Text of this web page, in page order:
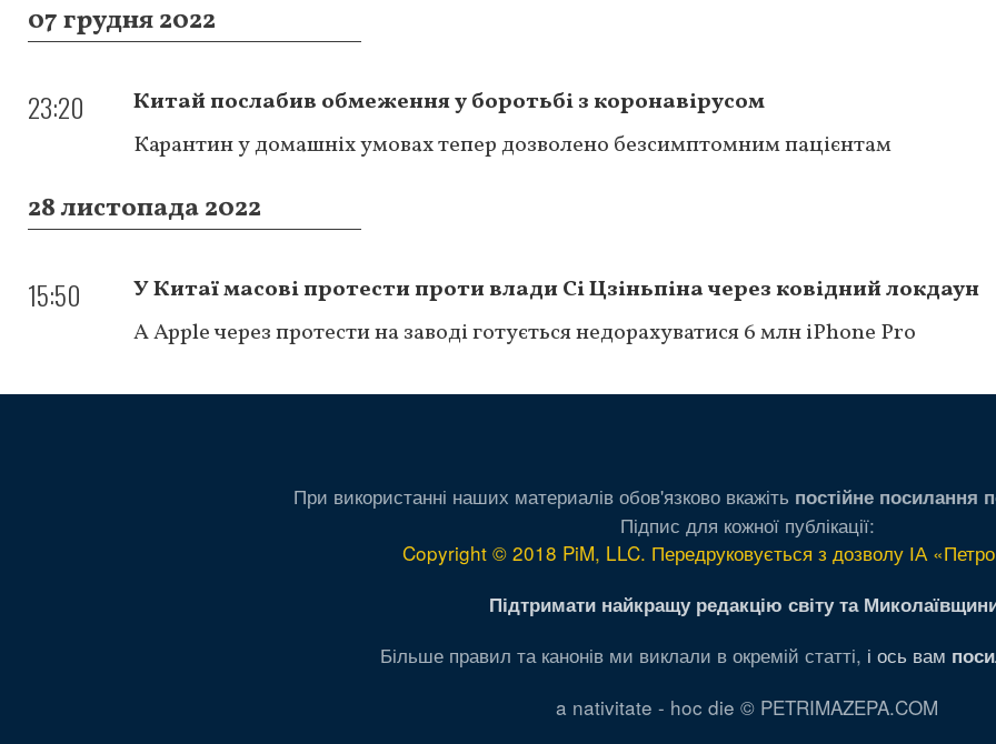
07 грудня 2022
23:20
Китай послабив обмеження у боротьбі з коронавірусом
Карантин у домашніх умовах тепер дозволено безсимптомним пацієнтам
28 листопада 2022
15:50
У Китаї масові протести проти влади Сі Цзіньпіна через ковідний локдаун
А Apple через протести на заводі готується недорахуватися 6 млн iPhone Pro
При використанні наших материалів обов'язково вкажіть постійне посилання
Підпис для кожної публікації:
Copyright © 2018 PiM, LLC. Передруковується з дозволу ІА
Підтримати найкращу редакцію світу та
Більше правил та канонів ми виклали в окремій статті, і ось вам
a nativitate - hoc die © PETRIMAZEPA.COM